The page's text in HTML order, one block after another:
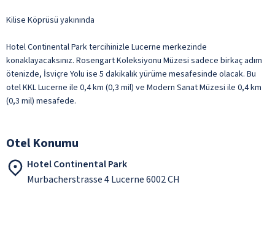
Kilise Köprüsü yakınında
Hotel Continental Park tercihinizle Lucerne merkezinde
konaklayacaksınız. Rosengart Koleksiyonu Müzesi sadece birkaç adım
ötenizde, İsviçre Yolu ise 5 dakikalık yürüme mesafesinde olacak. Bu
otel KKL Lucerne ile 0,4 km (0,3 mil) ve Modern Sanat Müzesi ile 0,4 km
(0,3 mil) mesafede.
Otel Konumu
Hotel Continental Park
Murbacherstrasse 4 Lucerne 6002 CH